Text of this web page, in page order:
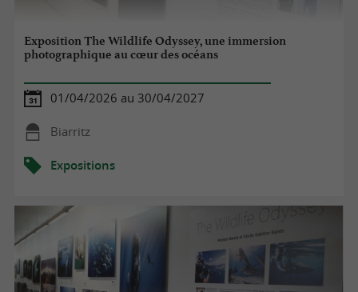
Exposition The Wildlife Odyssey, une immersion
photographique au cœur des océans
01/04/2026 au 30/04/2027
Biarritz
Expositions